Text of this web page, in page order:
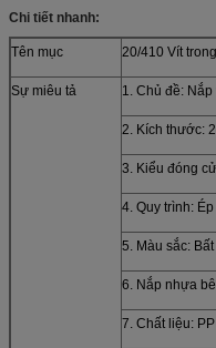
Chi tiết nhanh:
Tên mục 20/410 Vít
Sự miêu tả 1. Chủ đề: Nắp
2. Kích thước:
3. Kiểu đóng
4. Quy trình:
5. Màu sắc:
6. Nắp nhựa
7. Chất liệu: